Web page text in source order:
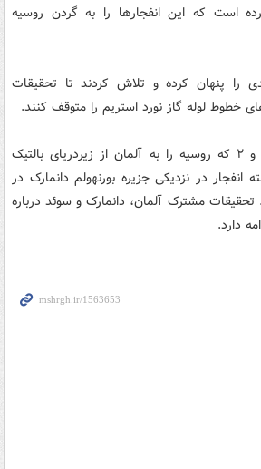
است که این انفجارها را به گردن روسیه
را پنهان کرده و تلاش کردند تا تحقیقات
خطوط لوله گاز نورد استریم را متوقف کنند.
خطوط گاز نورد استریم ۱ و ۲ که روسیه را به آلمان از زیردریای بالتیک
در نزدیکی جزیره بورنهولم دانمارک در
شدند. تحقیقات مشترک آلمان، دانمارک و سوئد درباره
دارد.